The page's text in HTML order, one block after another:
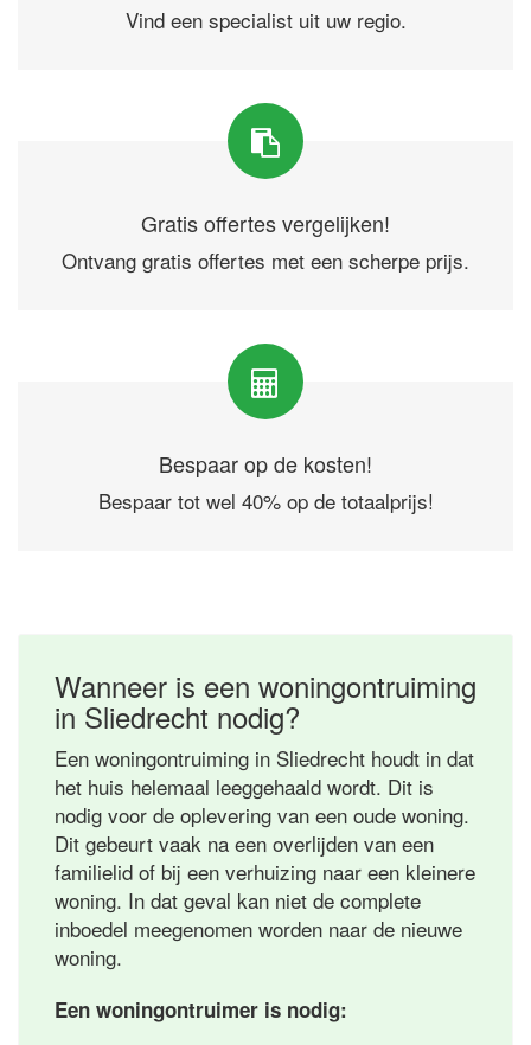
Vind een specialist uit uw regio.
Gratis offertes vergelijken!
Ontvang gratis offertes met een scherpe prijs.
Bespaar op de kosten!
Bespaar tot wel 40% op de totaalprijs!
Wanneer is een woningontruiming
in Sliedrecht nodig?
Een woningontruiming in Sliedrecht houdt in dat
het huis helemaal leeggehaald wordt. Dit is
nodig voor de oplevering van een oude woning.
Dit gebeurt vaak na een overlijden van een
familielid of bij een verhuizing naar een kleinere
woning. In dat geval kan niet de complete
inboedel meegenomen worden naar de nieuwe
woning.
Een woningontruimer is nodig: